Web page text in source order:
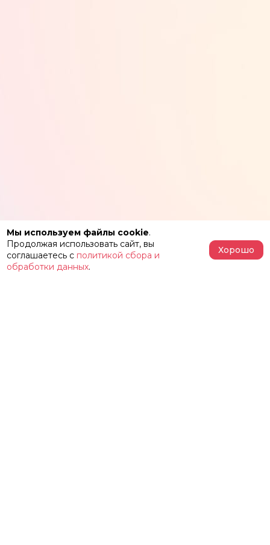
Мы используем файлы cookie.
Продолжая использовать сайт, вы
соглашаетесь с политикой сбора и
обработки данных.
Хорошо